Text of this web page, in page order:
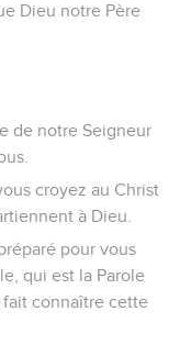
Dieu notre Père
de notre Seigneur
croyez au Christ
à Dieu.
pour vous
qui est la Parole
fait connaître cette